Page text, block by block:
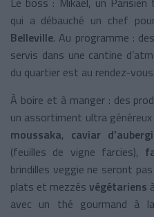
qui a débauché un chef
Belleville. Au programme :
servis dans une cantine
du quartier est au rendez-vous.
À boire et à manger : des
un assortiment ultra généreux
moussaka, caviar
(feuilles de vigne farcies),
brindilles veggie ne seront
plats et mezzésvégétariens
avec un thé gourmand à